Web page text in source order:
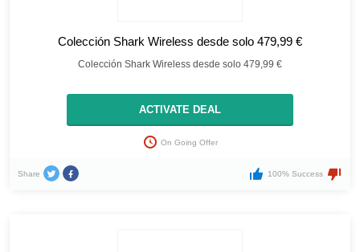
Colección Shark Wireless desde solo 479,99 €
Colección Shark Wireless desde solo 479,99 €
ACTIVATE DEAL
On Going Offer
Share 100% Success